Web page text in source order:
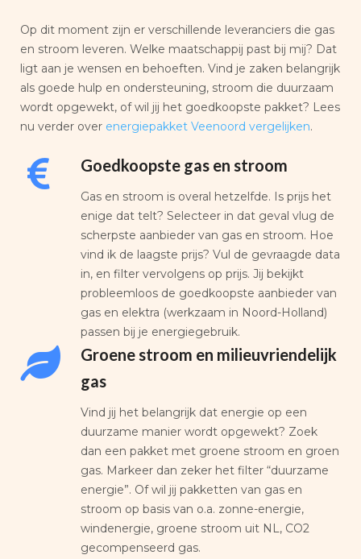
Op dit moment zijn er verschillende leveranciers die gas
en stroom leveren. Welke maatschappij past bij mij? Dat
ligt aan je wensen en behoeften. Vind je zaken belangrijk
als goede hulp en ondersteuning, stroom die duurzaam
wordt opgewekt, of wil jij het goedkoopste pakket? Lees
nu verder over energiepakket Veenoord vergelijken.
Goedkoopste gas en stroom
Gas en stroom is overal hetzelfde. Is prijs het
enige dat telt? Selecteer in dat geval vlug de
scherpste aanbieder van gas en stroom. Hoe
vind ik de laagste prijs? Vul de gevraagde data
in, en filter vervolgens op prijs. Jij bekijkt
probleemloos de goedkoopste aanbieder van
gas en elektra (werkzaam in Noord-Holland)
passen bij je energiegebruik.
Groene stroom en milieuvriendelijk
gas
Vind jij het belangrijk dat energie op een
duurzame manier wordt opgewekt? Zoek
dan een pakket met groene stroom en groen
gas. Markeer dan zeker het filter “duurzame
energie”. Of wil jij pakketten van gas en
stroom op basis van o.a. zonne-energie,
windenergie, groene stroom uit NL, CO2
gecompenseerd gas.